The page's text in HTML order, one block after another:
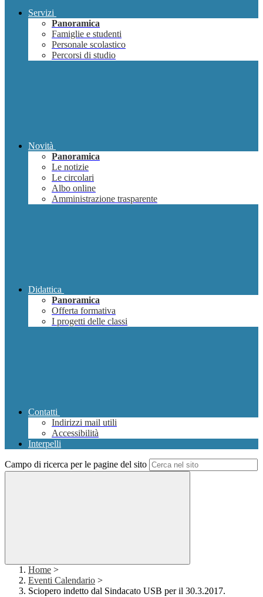
Servizi
Panoramica
Famiglie e studenti
Personale scolastico
Percorsi di studio
Novità
Panoramica
Le notizie
Le circolari
Albo online
Amministrazione trasparente
Didattica
Panoramica
Offerta formativa
I progetti delle classi
Contatti
Indirizzi mail utili
Accessibilità
Interpelli
Campo di ricerca per le pagine del sito
Home >
Eventi Calendario >
Sciopero indetto dal Sindacato USB per il 30.3.2017.